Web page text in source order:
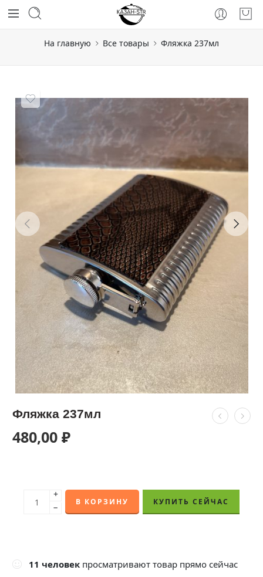
На главную Все товары Фляжка 237мл
Фляжка 237мл
480,00 ₽
+
−
В КОРЗИНУ КУПИТЬ СЕЙЧАС
11 человек просматривают товар прямо сейчас